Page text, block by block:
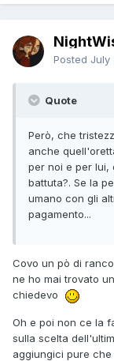
Posted July
Quote
Però, che
anche
per noi e per lui,
battuta?. Se la
umano con gli
pagamento...
Covo un pò di
ne ho mai trovato
chiedevo
Oh e poi non ce la
sulla scelta
aggiungici pure